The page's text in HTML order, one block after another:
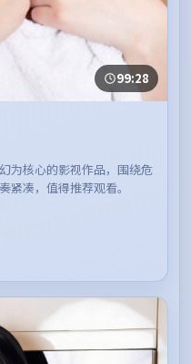
99:28
为核心的影视作品，围绕危
紧凑，值得推荐观看。